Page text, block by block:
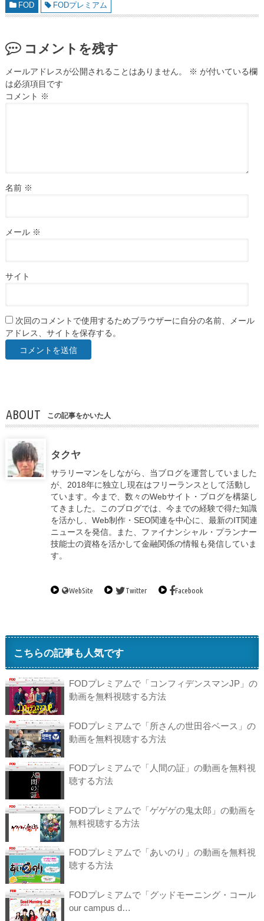
FOD FODプレミアム
コメントを残す
メールアドレスが公開されることはありません。 ※ が付いている欄
は必須項目です
コメント ※
名前 ※
メール ※
サイト
次回のコメントで使用するためブラウザーに自分の名前、メール
アドレス、サイトを保存する。
ABOUT この記事をかいた人
タクヤ
サラリーマンをしながら、当ブログを運営していました
が、2018年に独立し現在はフリーランスとして活動し
ています。今まで、数々のWebサイト・ブログを構築し
てきました。このブログでは、今までの経験で得た知識
を活かし、Web制作・SEO関連を中心に、最新のIT関連
ニュースを発信。また、ファイナンシャル・プランナー
技能士の資格を活かして金融関係の情報も発信していま
す。
WebSite Twitter Facebook
こちらの記事も人気です
FODプレミアムで「コンフィデンスマンJP」の
動画を無料視聴する方法
FODプレミアムで「所さんの世田谷ベース」の
動画を無料視聴する方法
FODプレミアムで「人間の証」の動画を無料視
聴する方法
FODプレミアムで「ゲゲゲの鬼太郎」の動画を
無料視聴する方法
FODプレミアムで「あいのり」の動画を無料視
聴する方法
FODプレミアムで「グッドモーニング・コール
our campus d…